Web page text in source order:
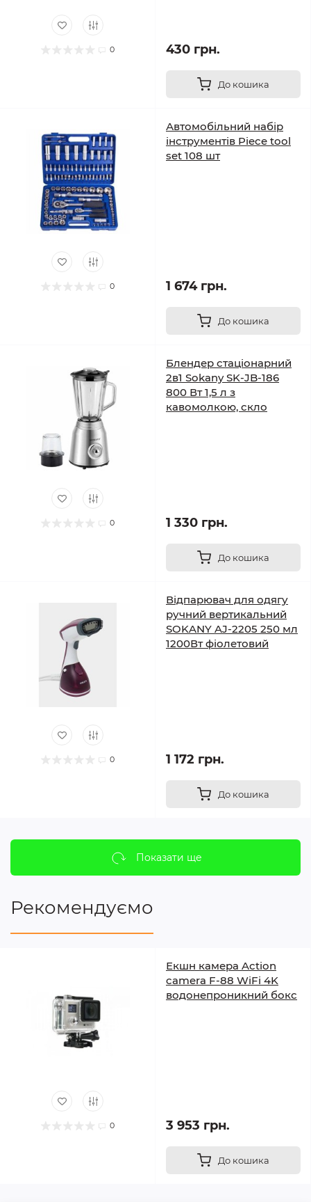
0 430 грн.
До кошика
0
Автомобільний набір
інструментів Piece tool
set 108 шт
1 674 грн.
До кошика
0
Блендер стаціонарний
2в1 Sokany SK-JB-186
800 Вт 1,5 л з
кавомолкою, скло
1 330 грн.
До кошика
0
Відпарювач для одягу
ручний вертикальний
SOKANY AJ-2205 250 мл
1200Вт фіолетовий
1 172 грн.
До кошика
Показати ще
Рекомендуємо
0
Екшн камера Action
camera F-88 WiFi 4K
водонепроникний бокс
3 953 грн.
До кошика